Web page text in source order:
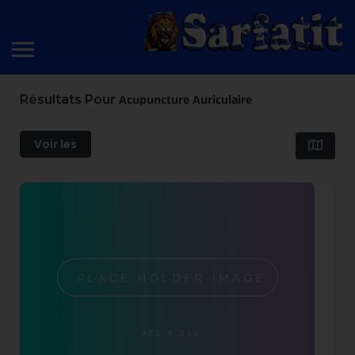
Résultats Pour Acupuncture Auriculaire
Voir les